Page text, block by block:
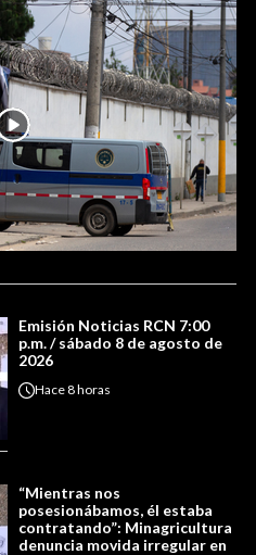
Emisión Noticias RCN 7:00
p.m. / sábado 8 de agosto de
2026
Hace8 horas
“Mientras nos
posesionábamos, él estaba
contratando”: Minagricultura
denuncia movida irregular en